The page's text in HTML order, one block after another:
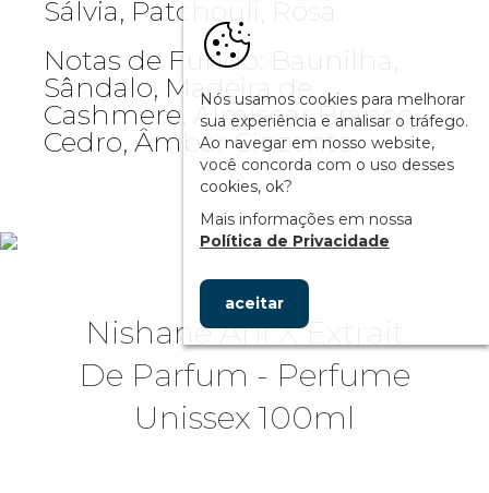
Sálvia, Patchouli, Rosa
Notas de Fundo: Baunilha,
Sândalo, Madeira de
Cashmere, Almíscar Branco,
Cedro, Âmbar Cinzento
Nishane Ani X Extrait
De Parfum - Perfume
Unissex 100ml
Nós usamos cookies para melhorar
sua experiência e analisar o tráfego.
Ao navegar em nosso website,
você concorda com o uso desses
cookies, ok?
Mais informações em nossa
Política de Privacidade
aceitar